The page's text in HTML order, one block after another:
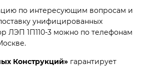
по интересующим вопросам и
унифицированных
ЛЭП 1П110-3 можно по телефонам
Конструкций» гарантирует